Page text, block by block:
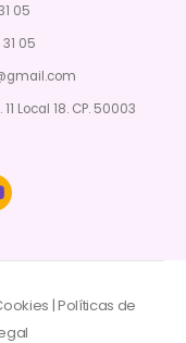
05
05
Local 18. CP. 50003
|Políticas de